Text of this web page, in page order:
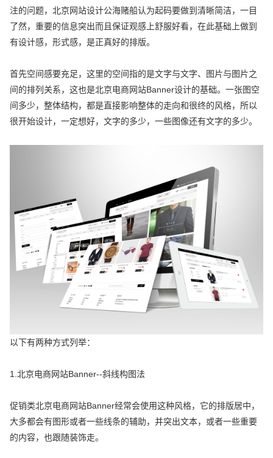
注的问题，北京网站设计公海赌船认为起码要做到清晰简洁，一目
了然，重要的信息突出而且保证观感上舒服好看，在此基础上做到
有设计感，形式感，是正真好的排版。
首先空间感要充足，这里的空间指的是文字与文字、图片与图片之
间的排列关系，这也是北京电商网站Banner设计的基础。一张图空
间多少，整体结构，都是直接影响整体的走向和很终的风格，所以
很开始设计，一定想好，文字的多少，一些图像还有文字的多少。
以下有两种方式列举：
1.北京电商网站Banner--斜线构图法
促销类北京电商网站Banner经常会使用这种风格，它的排版居中，
大多都会有图形或者一些线条的辅助，并突出文本，或者一些重要
的内容，也跟随装饰走。